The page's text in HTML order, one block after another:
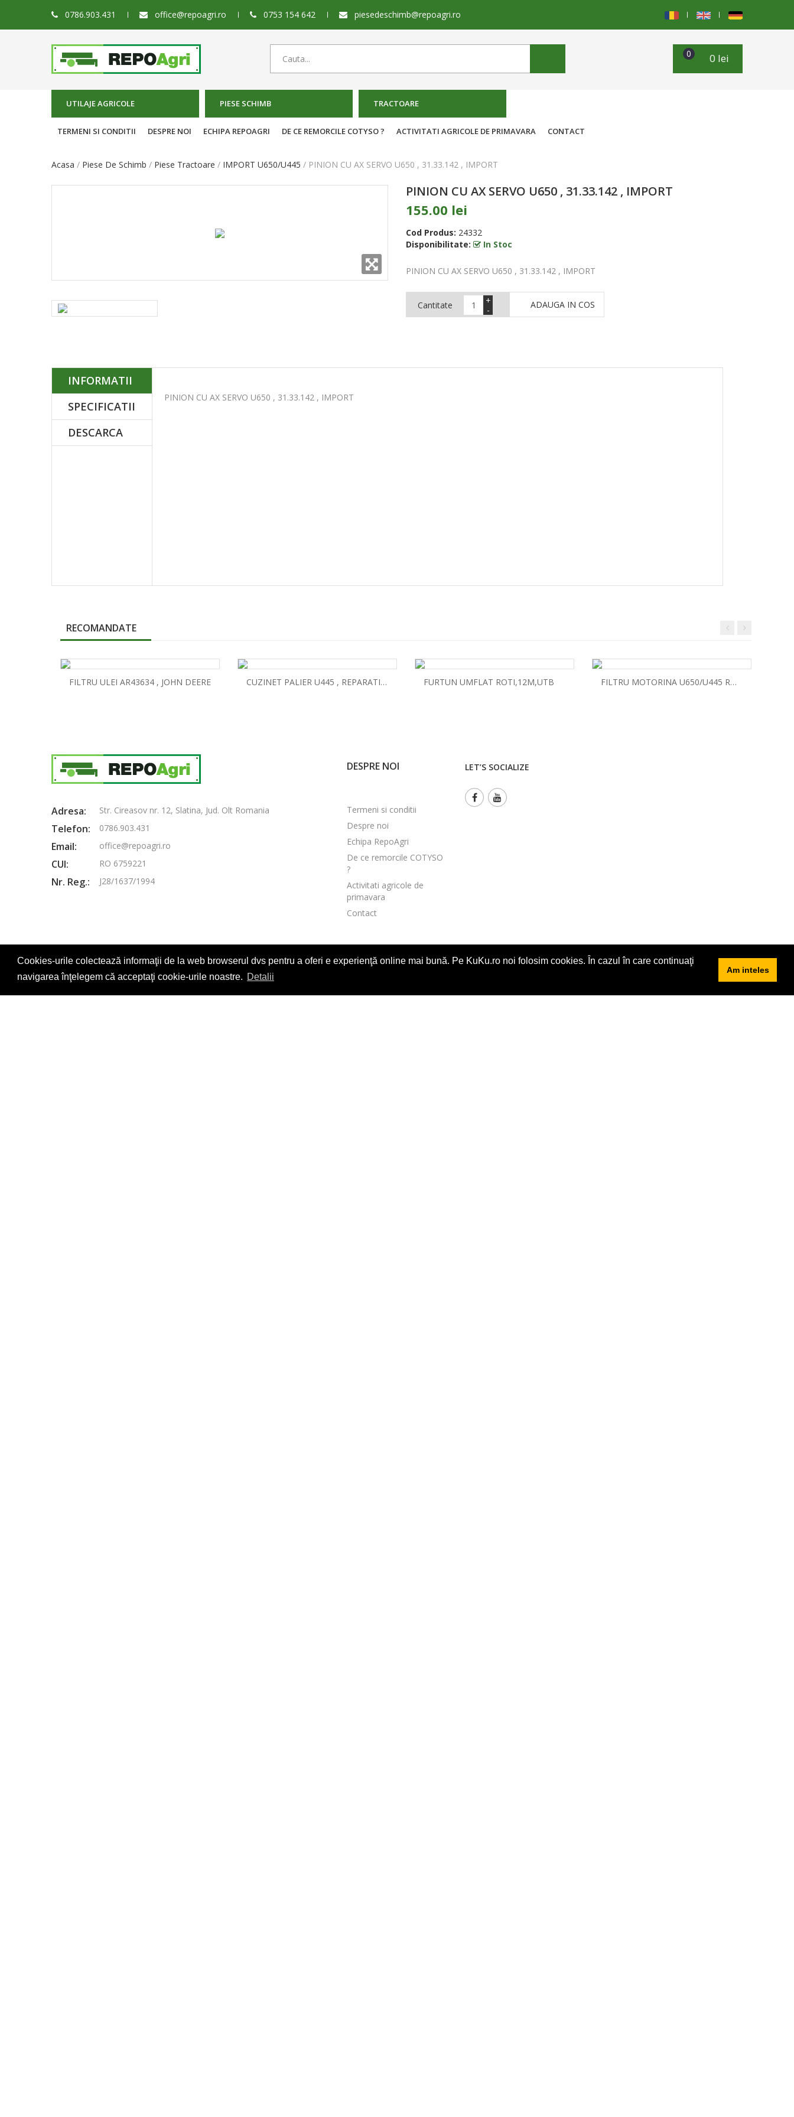
Cookies-urile colectează informaţii de la web browserul dvs pentru a oferi e experienţă online mai bună. Pe KuKu.ro noi folosim cookies. În cazul în care continuaţi
navigarea înţelegem că acceptaţi cookie-urile noastre. Detalii
Am inteles
0786.903.431 office@repoagri.ro 0753 154 642 piesedeschimb@repoagri.ro
0 0 lei
UTILAJE AGRICOLE PIESE SCHIMB TRACTOARE
TERMENI SI CONDITII DESPRE NOI ECHIPA REPOAGRI DE CE REMORCILE COTYSO ? ACTIVITATI AGRICOLE DE PRIMAVARA CONTACT
Acasa Piese De Schimb Piese Tractoare IMPORT U650/U445 PINION CU AX SERVO U650 , 31.33.142 , IMPORT
PINION CU AX SERVO U650 , 31.33.142 , IMPORT
155.00 lei
Cod Produs: 24332
Disponibilitate:
In Stoc
PINION CU AX SERVO U650 , 31.33.142 , IMPORT
Cantitate -
+ ADAUGA IN COS
INFORMATII
SPECIFICATII
DESCARCA
PINION CU AX SERVO U650 , 31.33.142 , IMPORT
RECOMANDATE
FILTRU ULEI AR43634 , JOHN DEERE CUZINET PALIER U445 , REPARATIE 3 FURTUN UMFLAT ROTI,12M,UTB FILTRU MOTORINA U650/U445 ROMCARBON
Adresa: Str. Cireasov nr. 12, Slatina, Jud. Olt Romania
Telefon: 0786.903.431
Email: office@repoagri.ro
CUI: RO 6759221
Nr. Reg.: J28/1637/1994
DESPRE NOI
Termeni si conditii
Despre noi
Echipa RepoAgri
De ce remorcile COTYSO
?
Activitati agricole de
primavara
Contact
LET’S SOCIALIZE
Copyright © 1994-2026 Pop Industry S.R.L. Toate drepturile rezervate.